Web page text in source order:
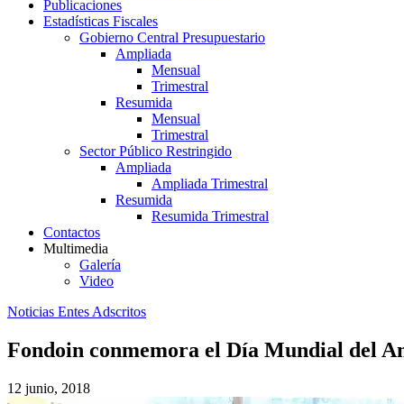
Publicaciones
Estadísticas Fiscales
Gobierno Central Presupuestario
Ampliada
Mensual
Trimestral
Resumida
Mensual
Trimestral
Sector Público Restringido
Ampliada
Ampliada Trimestral
Resumida
Resumida Trimestral
Contactos
Multimedia
Galería
Video
Noticias Entes Adscritos
Fondoin conmemora el Día Mundial del
12 junio, 2018